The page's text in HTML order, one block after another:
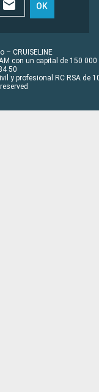
OK
– CRUISELINE
con un capital de 150 000
50
y profesional RC RSA de